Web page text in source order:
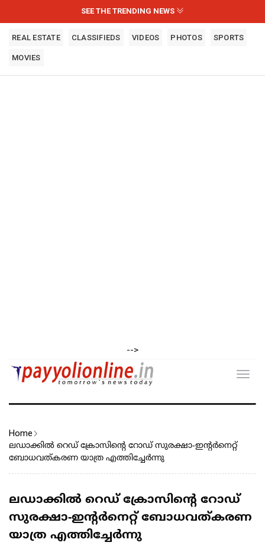
SEE THE TRENDING NEWS
REAL ESTATE CLASSIFIEDS VIDEOS PHOTOS SPORTS
MOVIES
-->
Home
ലഡാക്കിൽ റെഡ് ക്രോസിന്റെ റോഡ് സുരക്ഷാ-ഇന്റർനെറ്റ്
ബോധവത്കരണ യാത്ര എത്തിച്ചേർന്നു
ലഡാക്കിൽ റെഡ് ക്രോസിന്റെ റോഡ്
സുരക്ഷാ-ഇന്റർനെറ്റ് ബോധവത്കരണ
യാത്ര എത്തിച്ചേർന്നു